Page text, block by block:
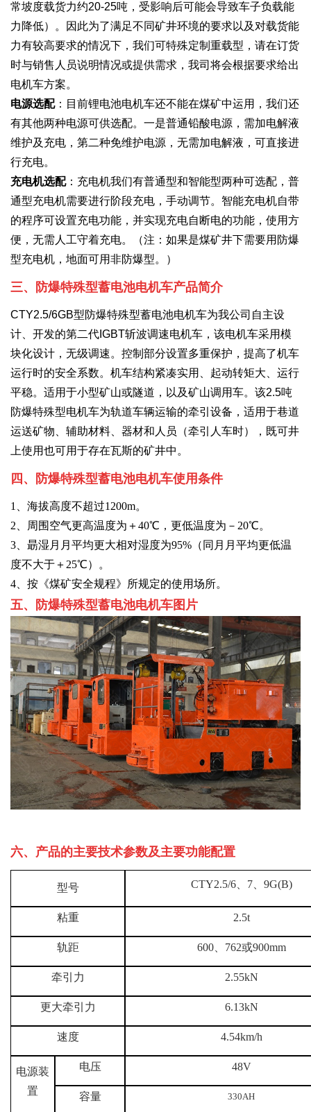
常坡度载货力约20-25吨，受影响后可能会导致车子负载能
力降低）。因此为了满足不同矿井环境的要求以及对载货能
力有较高要求的情况下，我们可特殊定制重载型，请在订货
时与销售人员说明情况或提供需求，我司将会根据要求给出
电机车方案。
电源选配：目前锂电池电机车还不能在煤矿中运用，我们还
有其他两种电源可供选配。一是普通铅酸电源，需加电解液
维护及充电，第二种免维护电源，无需加电解液，可直接进
行充电。
充电机选配：充电机我们有普通型和智能型两种可选配，普
通型充电机需要进行阶段充电，手动调节。智能充电机自带
的程序可设置充电功能，并实现充电自断电的功能，使用方
便，无需人工守着充电。（注：如果是煤矿井下需要用防爆
型充电机，地面可用非防爆型。）
三、防爆特殊型蓄电池电机车产品简介
CTY2.5/6GB型防爆特殊型蓄电池电机车为我公司自主设
计、开发的第二代IGBT斩波调速电机车，该电机车采用模
块化设计，无级调速。控制部分设置多重保护，提高了机车
运行时的安全系数。机车结构紧凑实用、起动转矩大、运行
平稳。适用于小型矿山或隧道，以及矿山调用车。该2.5吨
防爆特殊型电机车为轨道车辆运输的牵引设备，适用于巷道
运送矿物、辅助材料、器材和人员（牵引人车时），既可井
上使用也可用于存在瓦斯的矿井中。
四、防爆特殊型蓄电池电机车使用条件
1、海拔高度不超过1200m。
2、周围空气更高温度为＋40℃，更低温度为－20℃。
3、朂湿月月平均更大相对湿度为95%（同月月平均更低温
度不大于＋25℃）。
4、按《煤矿安全规程》所规定的使用场所。
五、防爆特殊型蓄电池电机车图片
六、产品的主要技术参数及主要功能配置
型号 CTY2.5/6、7、9G(B)
粘重 2.5t
轨距 600、762或900mm
牵引力 2.55kN
更大牵引力 6.13kN
速度 4.54km/h
电源装
置
电压 48V
容量 330AH